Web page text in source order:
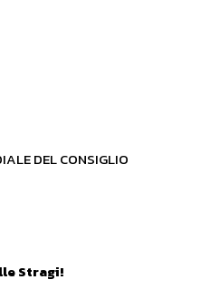
DEL CONSIGLIO
Stragi!